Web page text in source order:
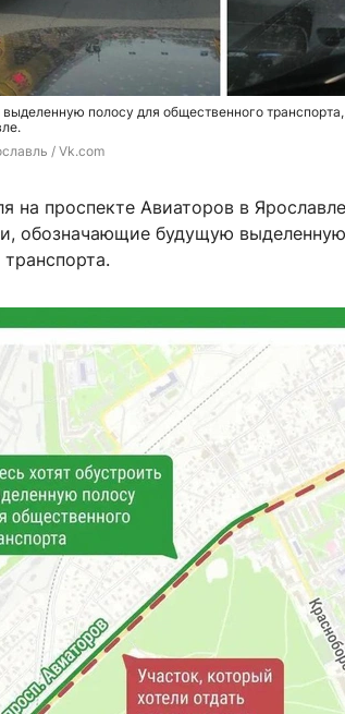
полосу для общественного
/ Vk.com
на проспекте Авиаторов в
обозначающие будущую